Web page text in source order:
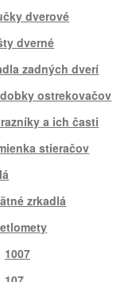
dverové
dverné
zadných dverí
ostrekovačov
a ich časti
stieračov
zrkadlá
1007